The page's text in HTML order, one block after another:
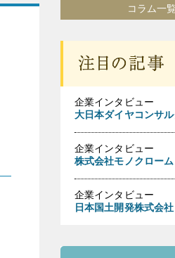
コラム一
企業インタビュー
大日本ダイヤコンサ
企業インタビュー
株式会社モノクローム
企業インタビュー
日本国土開発株式会社